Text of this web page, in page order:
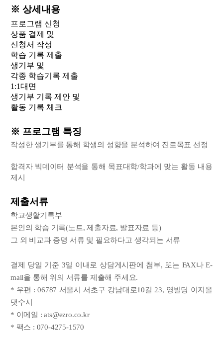
※ 상세내용
프로그램 신청
상품 결제 및
신청서 작성
학습 기록 제출
생기부 및
각종 학습기록 제출
1:1대면
생기부 기록 제안 및
활동 기록 체크
※ 프로그램 특징
작성한 생기부를 통해 학생의 성향을 분석하여 진로목표 선정
합격자 빅데이터 분석을 통해 목표대학/학과에 맞는 활동 내용
제시
제출서류
학교생활기록부
본인의 학습 기록(노트, 제출자료, 발표자료 등)
그 외 비교과 증명 서류 및 필요하다고 생각되는 서류
결제 당일 기준 3일 이내로 상담게시판에 첨부, 또는 FAX나 E-
mail을 통해 위의 서류를 제출해 주세요.
* 우편 : 06787 서울시 서초구 강남대로10길 23, 영빌딩 이지올
댓수시
* 이메일 : ats@ezro.co.kr
* 팩스 : 070-4275-1570